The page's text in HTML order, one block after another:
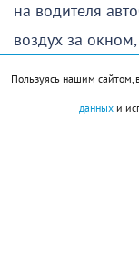
на водителя
воздух за
После такого
закрыли,
Пользуясь нашим сайтом,
данныхи